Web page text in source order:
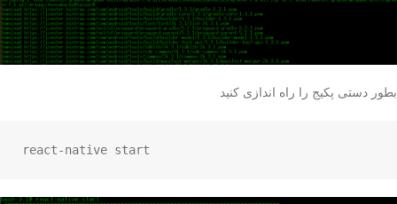
بطور دستی پکیج را راه اندازی کنید
react-native start